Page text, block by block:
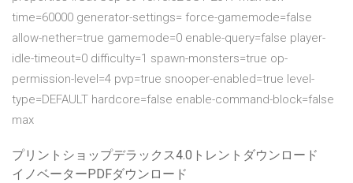
time=60000 generator-settings= force-gamemode=false
allow-nether=true gamemode=0 enable-query=false player-
idle-timeout=0 difficulty=1 spawn-monsters=true op-
permission-level=4 pvp=true snooper-enabled=true level-
type=DEFAULT hardcore=false enable-command-block=false
max
プリントショップデラックス4.0トレントダウンロード
イノベーターPDFダウンロード